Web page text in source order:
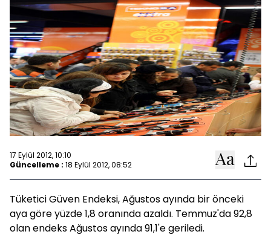
17 Eylül 2012, 10:10
Güncelleme : 18 Eylül 2012, 08:52
Tüketici Güven Endeksi, Ağustos ayında bir önceki
aya göre yüzde 1,8 oranında azaldı. Temmuz'da 92,8
olan endeks Ağustos ayında 91,1'e geriledi.